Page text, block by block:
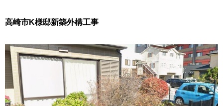
高崎市K様邸新築外構工事